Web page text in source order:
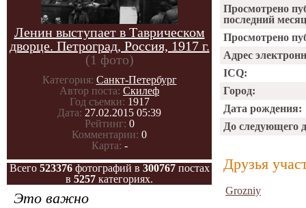
Ленин выступает в Таврическом
дворце. Петроград, Россия, 1917 г.
(1 фото)
Категория: Санкт-Петербург
Автор поста: Скилеф
Год съемки: 1917
Дата: 27.02.2015 05:39
Рейтинг: 0
Комментарии: 0
Карта: -
Всего 523376фотографий в 300767постах
в 5257 категориях.
Это важно
Просмотрено
последний
Просмотрено
Адрес
ICQ:
Город:
Дата рождения:
До следующего
Друзья
Grozniy